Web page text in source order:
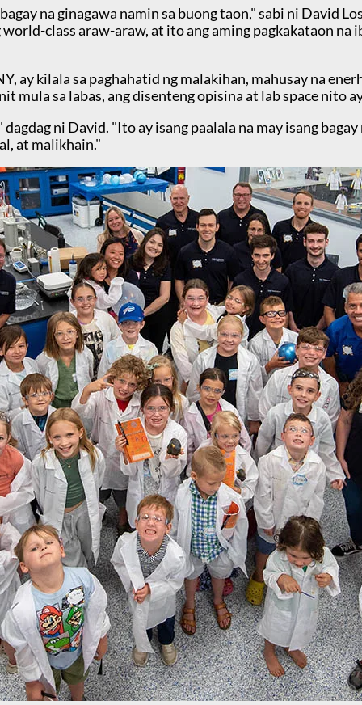
na ginagawa namin sa buong taon," sabi ni David
class araw-araw, at ito ang aming pagkakataon na
ay kilala sa paghahatid ng malakihan, mahusay na
mula sa labas, ang disenteng opisina at lab space nito
ni David. "Ito ay isang paalala na may isang
at malikhain."